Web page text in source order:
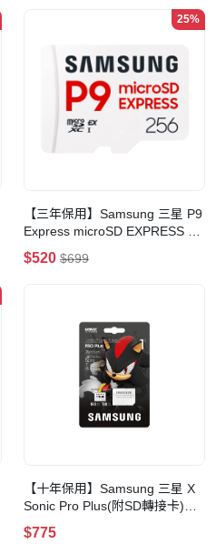
25%
【三年保用】Samsung 三星 P9
Express microSD EXPRESS 記
憶卡(256GB)
$520 $699
【十年保用】Samsung 三星 X
Sonic Pro Plus(附SD轉接卡)
microSD 記憶卡(1TB-夏特)
$775